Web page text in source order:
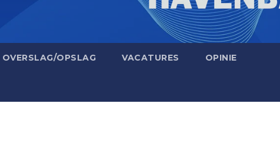
OVERSLAG/OPSLAG VACATURES OPINIE